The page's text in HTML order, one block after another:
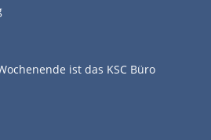
ist das KSC Büro